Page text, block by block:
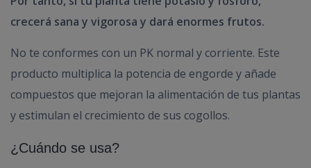
crecerá sana y vigorosa y dará enormes frutos.
No te conformes con un PK normal y corriente. Este
producto multiplica la potencia de engorde y añade
compuestos que mejoran la alimentación de tus plantas
y estimulan el crecimiento de sus cogollos.
¿Cuándo se usa?